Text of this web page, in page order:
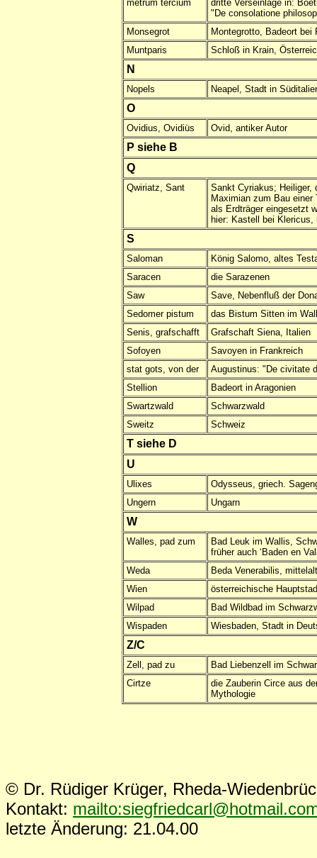
metrum tercium
dritte Verseinlage in:
"De consolatione
Monsegrot
Montegrotto, Badeort bei
Muntparis
Schloß in Krain,
N
Nopels Neapel, Stadt in
O
Ovidius, Ovidiüs Ovid, antiker Autor
P siehe B
Q
Qwiriatz, Sant
Sankt Cyriakus; Heiliger,
Maximian zum Bau einer
als Erdträger eingesetzt
hier: Kastell bei Klericus,
S
Saloman
König Salomo, altes
Saracen
die Sarazenen
Saw
Save, Nebenfluß der
Sedomer pistum
das Bistum Sitten im
Senis, grafschafft
Grafschaft Siena, Italien
Sofoyen
Savoyen in Frankreich
stat gots, von der
Augustinus: "De civitate
Stellion
Badeort in Aragonien
Swartzwald
Schwarzwald
Sweitz
Schweiz
T siehe D
U
Ulixes
Odysseus, griech.
Ungern
Ungarn
W
Walles, pad zum
Bad Leuk im Wallis,
früher auch ‘Baden en
Weda
Beda Venerabilis,
Wien
österreichische
Wilpad
Bad Wildbad im
Wispaden
Wiesbaden, Stadt in
Z/C
Zell, pad zu
Bad Liebenzell im
Cirtze
die Zauberin Circe aus
Mythologie
© Dr. Rüdiger Krüger, Rheda-
Kontakt:
letzte Änderung: 21.04.00